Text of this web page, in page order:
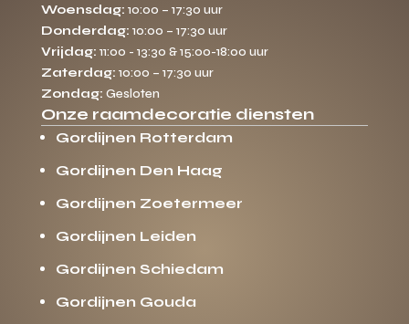
Woensdag: 10:00 – 17:30 uur
Donderdag: 10:00 – 17:30 uur
Vrijdag: 11:00 - 13:30 & 15:00-18:00 uur
Zaterdag: 10:00 – 17:30 uur
Zondag: Gesloten
Onze raamdecoratie diensten
Gordijnen Rotterdam
Gordijnen Den Haag
Gordijnen Zoetermeer
Gordijnen Leiden
Gordijnen Schiedam
Gordijnen Gouda